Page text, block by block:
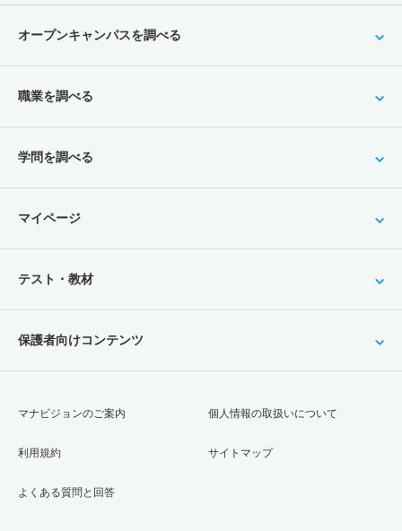
オープンキャンパスを調べる
職業を調べる
学問を調べる
マイページ
テスト・教材
保護者向けコンテンツ
マナビジョンのご案内
利用規約
よくある質問と回答
個人情報の取扱いについて
サイトマップ